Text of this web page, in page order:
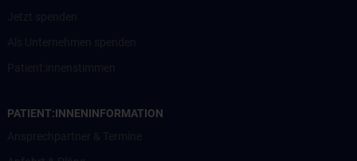
PATIENT:INNENINFORMATION